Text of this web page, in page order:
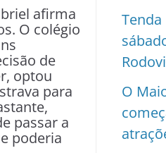
afirma
O colégio
de
optou
para
passar a
poderia
Tenda
O